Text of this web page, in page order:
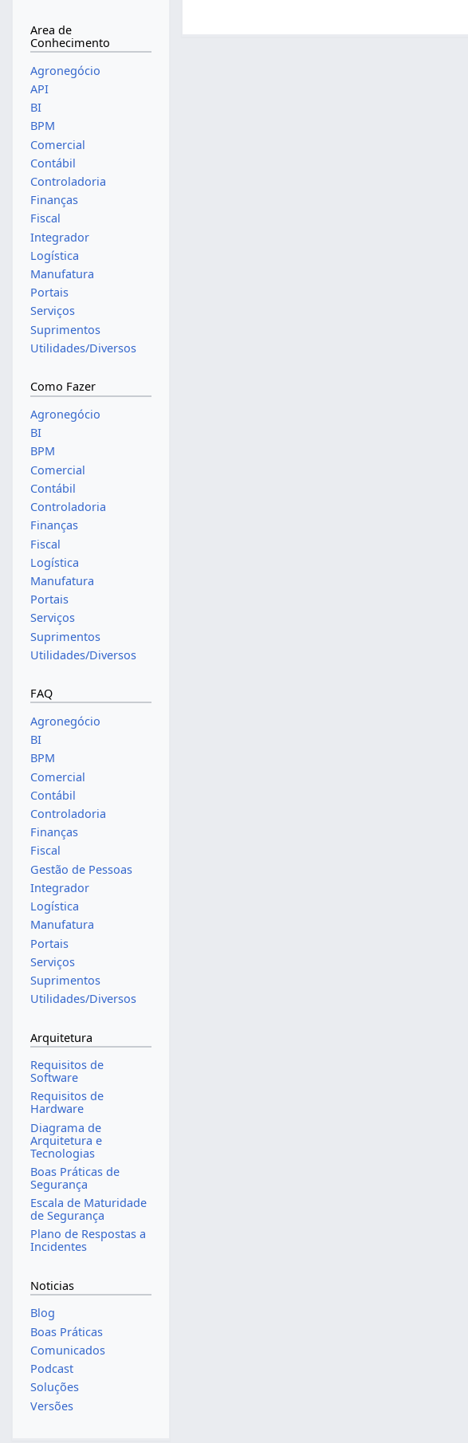
Area de
Conhecimento
Agronegócio
API
BI
BPM
Comercial
Contábil
Controladoria
Finanças
Fiscal
Integrador
Logística
Manufatura
Portais
Serviços
Suprimentos
Utilidades/Diversos
Como Fazer
Agronegócio
BI
BPM
Comercial
Contábil
Controladoria
Finanças
Fiscal
Logística
Manufatura
Portais
Serviços
Suprimentos
Utilidades/Diversos
FAQ
Agronegócio
BI
BPM
Comercial
Contábil
Controladoria
Finanças
Fiscal
Gestão de Pessoas
Integrador
Logística
Manufatura
Portais
Serviços
Suprimentos
Utilidades/Diversos
Arquitetura
Requisitos de
Software
Requisitos de
Hardware
Diagrama de
Arquitetura e
Tecnologias
Boas Práticas de
Segurança
Escala de Maturidade
de Segurança
Plano de Respostas a
Incidentes
Noticias
Blog
Boas Práticas
Comunicados
Podcast
Soluções
Versões